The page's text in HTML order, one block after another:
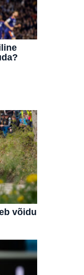
võidu